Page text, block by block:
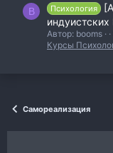
B Психология
индуистских
Автор: booms
Курсы
Самореализация